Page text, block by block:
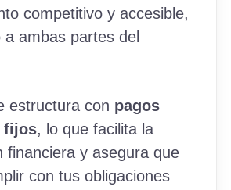
competitivo y accesible,
a ambas partes del
estructura con pagos
fijos, lo que facilita la
financiera y asegura que
con tus obligaciones